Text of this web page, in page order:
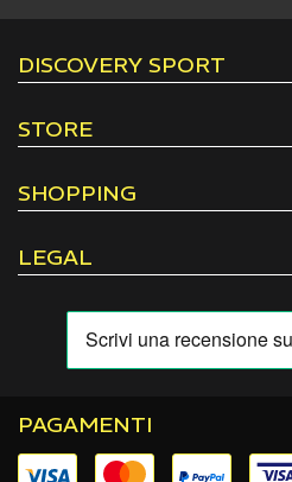
DISCOVERY SPORT
STORE
SHOPPING
LEGAL
PAGAMENTI